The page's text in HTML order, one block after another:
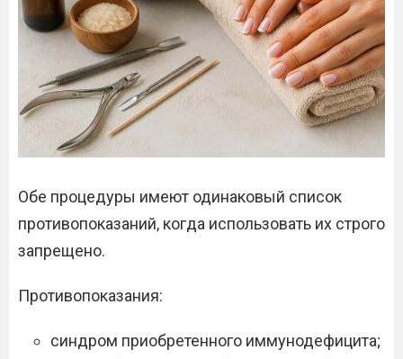
Обе процедуры имеют одинаковый список
противопоказаний, когда использовать их строго
запрещено.
Противопоказания:
синдром приобретенного иммунодефицита;